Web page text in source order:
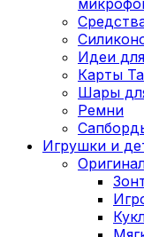
Идеи
Карты
Шары
Ремни
Игрушки и